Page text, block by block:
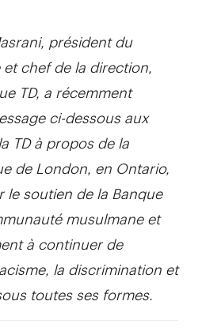
président du
chef de la direction,
TD, a récemment
ci-dessous aux
TD à propos de la
de London, en Ontario,
soutien de la Banque
musulmane et
à continuer de
la discrimination et
toutes ses formes.